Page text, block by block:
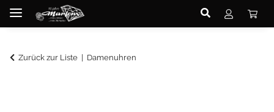
Zurück zur Liste Damenuhren